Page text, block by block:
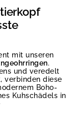
mit unseren
.
und veredelt
verbinden diese
Boho-
Kuhschädels in